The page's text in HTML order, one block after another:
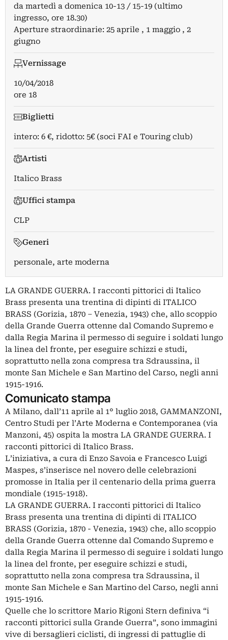
da martedì a domenica 10-13 / 15-19 (ultimo
ingresso, ore 18.30)
Aperture straordinarie: 25 aprile , 1 maggio , 2
giugno
Vernissage
10/04/2018
ore 18
Biglietti
intero: 6 €, ridotto: 5€ (soci FAI e Touring club)
Artisti
Italico Brass
Uffici stampa
CLP
Generi
personale, arte moderna
LA GRANDE GUERRA. I racconti pittorici di Italico
Brass presenta una trentina di dipinti di ITALICO
BRASS (Gorizia, 1870 – Venezia, 1943) che, allo scoppio
della Grande Guerra ottenne dal Comando Supremo e
dalla Regia Marina il permesso di seguire i soldati lungo
la linea del fronte, per eseguire schizzi e studi,
soprattutto nella zona compresa tra Sdraussina, il
monte San Michele e San Martino del Carso, negli anni
1915-1916.
Comunicato stampa
A Milano, dall’11 aprile al 1° luglio 2018, GAMMANZONI,
Centro Studi per l’Arte Moderna e Contemporanea (via
Manzoni, 45) ospita la mostra LA GRANDE GUERRA. I
racconti pittorici di Italico Brass.
L’iniziativa, a cura di Enzo Savoia e Francesco Luigi
Maspes, s’inserisce nel novero delle celebrazioni
promosse in Italia per il centenario della prima guerra
mondiale (1915-1918).
LA GRANDE GUERRA. I racconti pittorici di Italico
Brass presenta una trentina di dipinti di ITALICO
BRASS (Gorizia, 1870 - Venezia, 1943) che, allo scoppio
della Grande Guerra ottenne dal Comando Supremo e
dalla Regia Marina il permesso di seguire i soldati lungo
la linea del fronte, per eseguire schizzi e studi,
soprattutto nella zona compresa tra Sdraussina, il
monte San Michele e San Martino del Carso, negli anni
1915-1916.
Quelle che lo scrittore Mario Rigoni Stern definiva “i
racconti pittorici sulla Grande Guerra”, sono immagini
vive di bersaglieri ciclisti, di ingressi di pattuglie di